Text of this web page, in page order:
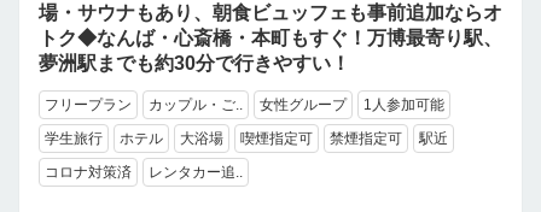
場・サウナもあり、朝食ビュッフェも事前追加ならオ
トク◆なんば・心斎橋・本町もすぐ！万博最寄り駅、
夢洲駅までも約30分で行きやすい！
フリープラン カップル・ご.. 女性グループ
1人参加可能
学生旅行
ホテル 大浴場 喫煙指定可 禁煙指定可
駅近
コロナ対策済
レンタカー追..